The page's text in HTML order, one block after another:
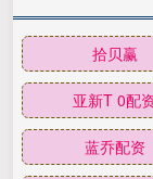
拾贝赢
亚新T 0配
蓝乔配资